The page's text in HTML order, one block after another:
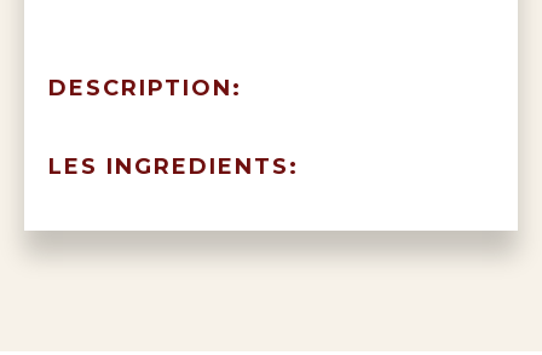
DESCRIPTION:
LES INGREDIENTS: